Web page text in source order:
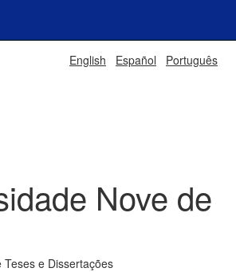
English Español Português
Nove de
Teses e Dissertações